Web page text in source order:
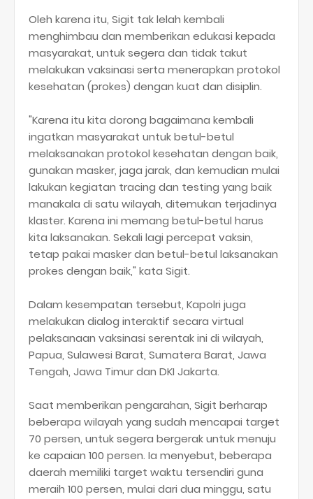
Oleh karena itu, Sigit tak lelah kembali
menghimbau dan memberikan edukasi kepada
masyarakat, untuk segera dan tidak takut
melakukan vaksinasi serta menerapkan protokol
kesehatan (prokes) dengan kuat dan disiplin.
"Karena itu kita dorong bagaimana kembali
ingatkan masyarakat untuk betul-betul
melaksanakan protokol kesehatan dengan baik,
gunakan masker, jaga jarak, dan kemudian mulai
lakukan kegiatan tracing dan testing yang baik
manakala di satu wilayah, ditemukan terjadinya
klaster. Karena ini memang betul-betul harus
kita laksanakan. Sekali lagi percepat vaksin,
tetap pakai masker dan betul-betul laksanakan
prokes dengan baik," kata Sigit.
Dalam kesempatan tersebut, Kapolri juga
melakukan dialog interaktif secara virtual
pelaksanaan vaksinasi serentak ini di wilayah,
Papua, Sulawesi Barat, Sumatera Barat, Jawa
Tengah, Jawa Timur dan DKI Jakarta.
Saat memberikan pengarahan, Sigit berharap
beberapa wilayah yang sudah mencapai target
70 persen, untuk segera bergerak untuk menuju
ke capaian 100 persen. Ia menyebut, beberapa
daerah memiliki target waktu tersendiri guna
meraih 100 persen, mulai dari dua minggu, satu